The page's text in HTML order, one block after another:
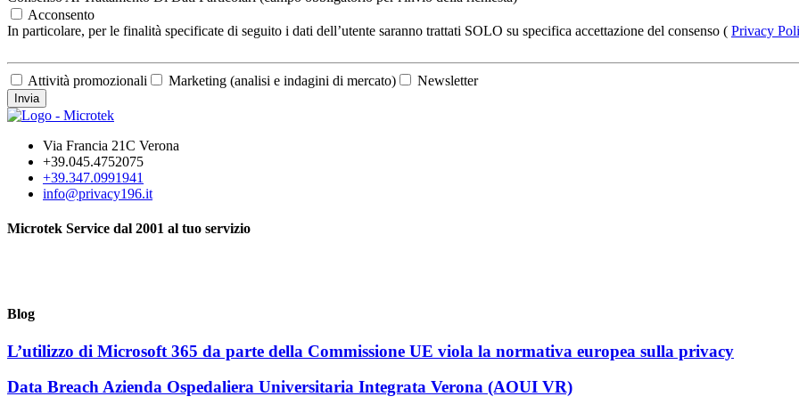
Acconsento
In particolare, per le finalità specificate di seguito i dati dell’utente saranno trattati SOLO su specifica accettazione del consenso ( Privacy
Attività promozionali Marketing (analisi e indagini di mercato) Newsletter
Invia
Via Francia 21C Verona
+39.045.4752075
+39.347.0991941
info@privacy196.it
Microtek Service dal 2001 al tuo servizio
Blog
L’utilizzo di Microsoft 365 da parte della Commissione UE viola la normativa europea sulla privacy
Data Breach Azienda Ospedaliera Universitaria Integrata Verona (AOUI VR)